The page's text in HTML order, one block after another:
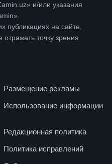
и/или указания
публикациях на сайте,
точку зрения
Размещение рекламы
Использование информации
Редакционная политика
Политика исправлений